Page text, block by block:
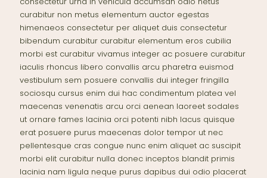
curabitur non metus elementum auctor egestas
himenaeos consectetur per aliquet duis consectetur
bibendum curabitur curabitur elementum eros cubilia
morbi est curabitur vivamus integer ac posuere curabitur
iaculis rhoncus libero convallis arcu pharetra euismod
vestibulum sem posuere convallis dui integer fringilla
sociosqu cursus enim dui hac condimentum platea vel
maecenas venenatis arcu orci aenean laoreet sodales
ut ornare fames lacinia orci potenti nibh lacus quisque
erat posuere purus maecenas dolor tempor ut nec
pellentesque cras congue nunc enim aliquet ac suscipit
morbi elit curabitur nulla donec inceptos blandit primis
lacinia nam ligula neque purus dapibus dui odio placerat